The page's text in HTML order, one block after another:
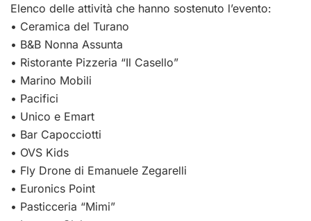
Elenco delle attività che hanno sostenuto l’evento:
• Ceramica del Turano
• B&B Nonna Assunta
• Ristorante Pizzeria “Il Casello”
• Marino Mobili
• Pacifici
• Unico e Emart
• Bar Capocciotti
• OVS Kids
• Fly Drone di Emanuele Zegarelli
• Euronics Point
• Pasticceria “Mimi”